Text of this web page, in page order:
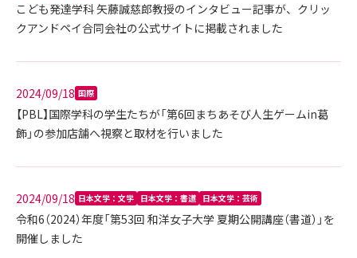
こども発達学科 矢藤誠慈郎教授のインタビュー記事が、クリッ
クアンドペイ合同会社の公式サイトに掲載されました
2024/09/18 国際
【PBL】国際学科の学生たちが「第6回まちあそび人生ゲームin葛
飾」の参加店舗へ視察と取材を行いました
2024/09/18 日本文学：文学 日本文学：書道 日本文学：芸術
令和6（2024）年度「第53回 和洋女子大学 夏期公開講座（書道）」を
開催しました